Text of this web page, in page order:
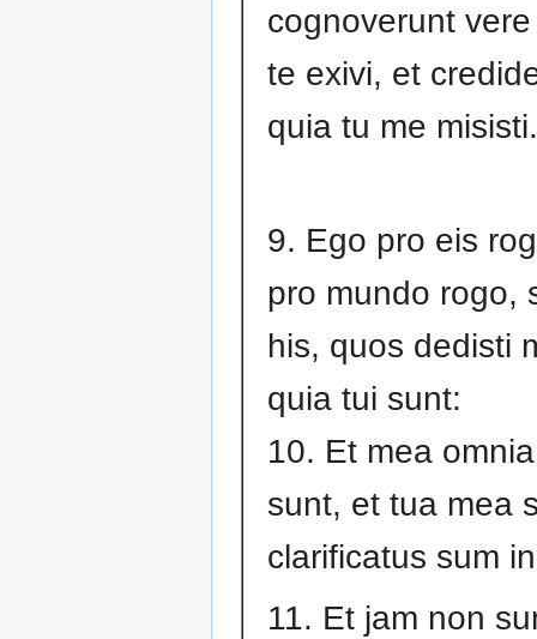
cognoverunt
te exivi, et
quia tu me misisti.
9. Ego pro eis
pro mundo rogo,
his, quos dedisti
quia tui sunt:
10. Et mea
sunt, et tua mea
clarificatus sum
11. Et jam non